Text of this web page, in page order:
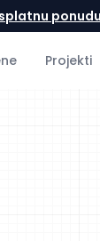
Projekti